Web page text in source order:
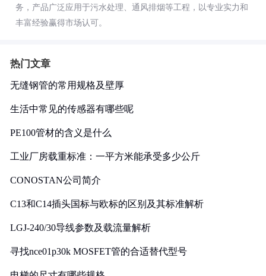
务，产品广泛应用于污水处理、通风排烟等工程，以专业实力和
丰富经验赢得市场认可。
热门文章
无缝钢管的常用规格及壁厚
生活中常见的传感器有哪些呢
PE100管材的含义是什么
工业厂房载重标准：一平方米能承受多少公斤
CONOSTAN公司简介
C13和C14插头国标与欧标的区别及其标准解析
LGJ-240/30导线参数及载流量解析
寻找nce01p30k MOSFET管的合适替代型号